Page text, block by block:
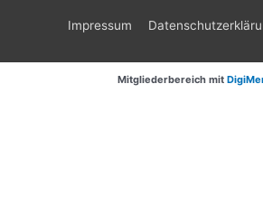
Impressum
Mitgliederbereich mit